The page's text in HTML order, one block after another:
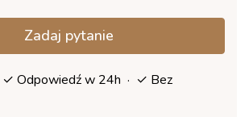
Zadaj pytanie
✓ Odpowiedź w 24h · ✓ Bez